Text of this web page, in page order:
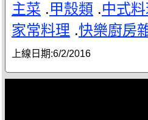
主菜 .甲殼類 .中式
家常料理 .快樂廚房
上線日期:6/2/2016